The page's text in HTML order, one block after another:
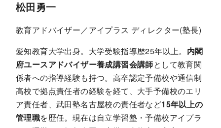
松田勇一
教育アドバイザー／アイプラス ディレクター(塾長)
愛知教育大学出身。大学受験指導歴25年以上。 内閣
府ユースアドバイザー養成講習会講師として教育関
係者への指導経験も持つ。高卒認定予備校や通信制
高校で拠点責任者の経験を経て、大手予備校のエリ
ア責任者、武田塾名古屋校の責任者など15年以上の
管理職を歴任。現在は自立学習塾・予備校アイプラ